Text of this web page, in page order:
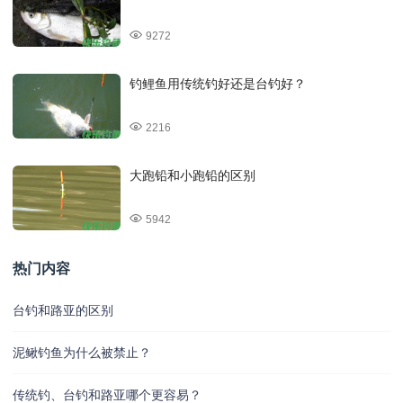
9272
钓鲤鱼用传统钓好还是台钓好？
2216
大跑铅和小跑铅的区别
5942
热门内容
台钓和路亚的区别
泥鳅钓鱼为什么被禁止？
传统钓、台钓和路亚哪个更容易？